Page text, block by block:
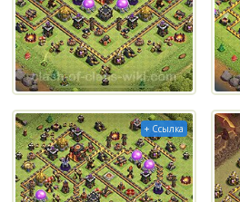
+ Ссылка